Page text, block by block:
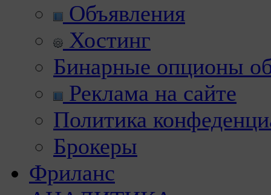
Объявления
Хостинг
Бинарные опционы
Реклама на сайте
Политика
Брокеры
Фриланс